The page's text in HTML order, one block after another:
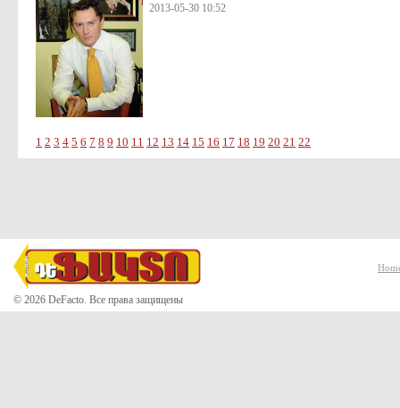
2013-05-30 10:52
1 2 3 4 5 6 7 8 9 10 11 12 13 14 15 16 17 18 19 20 21 22
© 2026 DeFacto. Все права защищены